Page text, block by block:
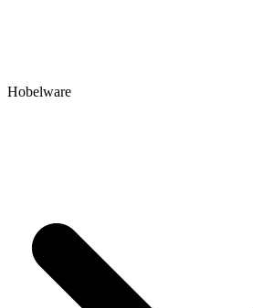
Hobelware